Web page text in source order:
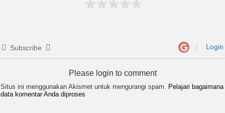
Subscribe Login
Please login to comment
Situs ini menggunakan Akismet untuk mengurangi spam. Pelajari bagaimana
data komentar Anda diproses